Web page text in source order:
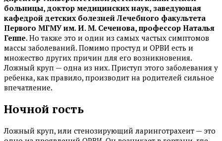
больницы, доктор медицинских наук, заведующая
кафедрой детских болезней Лечебного факультета
Первого МГМУ им. И. М. Сеченова, профессор Наталья
Геппе. Но также это и один из самых частых симптомов
массы заболеваний. Помимо простуд и ОРВИ есть и
множество других причин для его возникновения.
Ложный круп — одна из них. Приступ этого заболевания у
ребенка, как правило, производит на родителей сильное
впечатление.
Ночной гость
Ложный круп, или стенозирующий ларинготрахеит — это